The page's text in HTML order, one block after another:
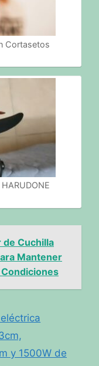
Cortasetos
de Cuchilla
Mantener
y 1500W de